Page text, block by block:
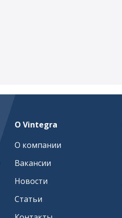
О Vintegra
О компании
Вакансии
Новости
Статьи